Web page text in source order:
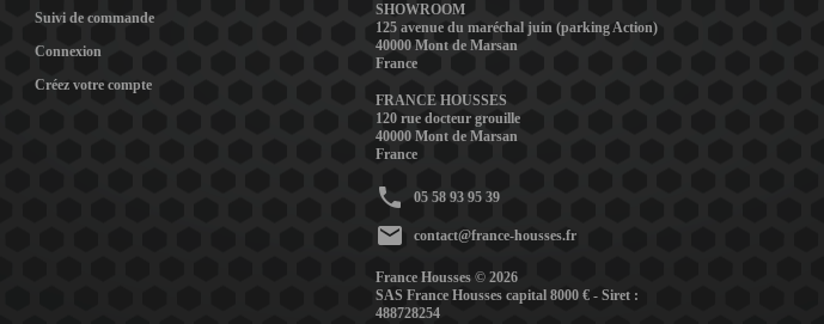
Suivi de commande
Connexion
Créez votre compte
SHOWROOM
125 avenue du maréchal juin (parking Action)
40000 Mont de Marsan
France
FRANCE HOUSSES
120 rue docteur grouille
40000 Mont de Marsan
France
phone 05 58 93 95 39
mail contact@france-housses.fr
France Housses © 2026
SAS France Housses capital 8000 € - Siret :
488728254